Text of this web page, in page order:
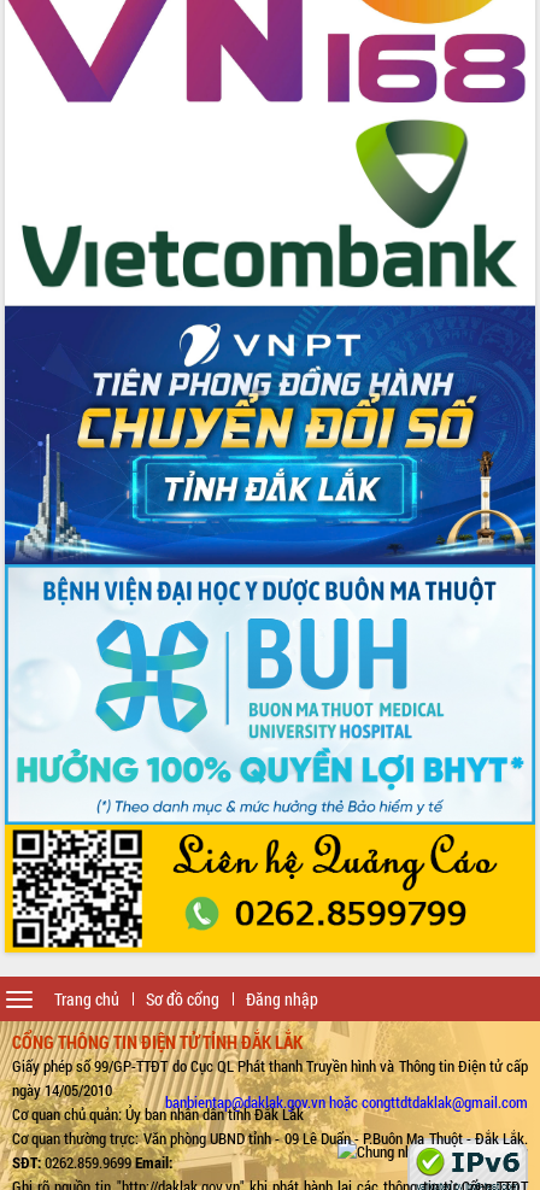
Trang chủ Sơ đồ cổng Đăng nhập
Toggle
navigation
CỔNG THÔNG TIN ĐIỆN TỬ TỈNH ĐẮK LẮK
Giấy phép số 99/GP-TTĐT do Cục QL Phát thanh Truyền hình và Thông tin Điện tử cấp
ngày 14/05/2010
Cơ quan chủ quản: Ủy ban nhân dân tỉnh Đắk Lắk
Cơ quan thường trực: Văn phòng UBND tỉnh - 09 Lê Duẩn - P.Buôn Ma Thuột - Đắk Lắk.
SĐT:0262.859.9699Email:
banbientap@daklak.gov.vn hoặc congttdtdaklak@gmail.com